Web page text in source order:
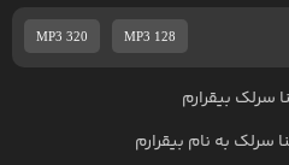
MP3 320 MP3 128
سرلک بیقرارم
سرلک به نام بیقرارم